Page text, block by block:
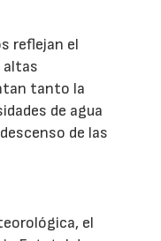
reflejan el
altas
tanto la
de agua
de las
el